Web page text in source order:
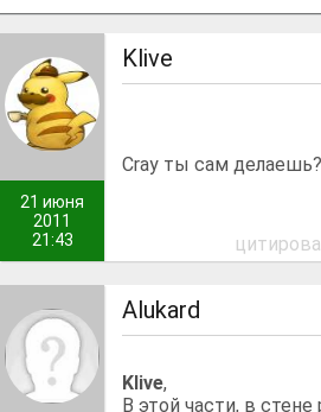
21 июня
2011
21:43
Klive
Cray ты сам делаешь?
Alukard
Klive,
В этой части, в